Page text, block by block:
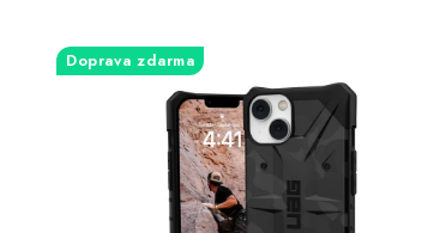
Doprava zdarma